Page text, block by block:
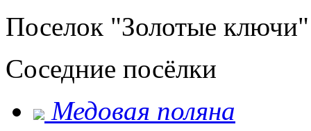
Поселок "Золотые ключи"
Соседние посёлки
Медовая поляна